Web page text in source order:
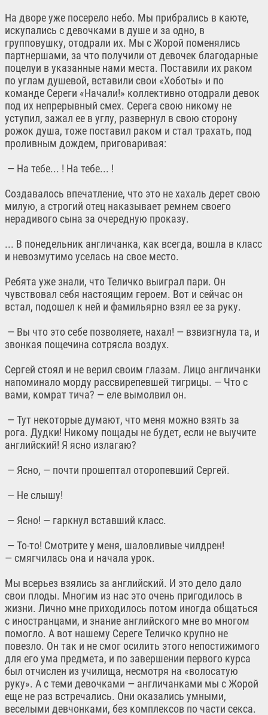
На дворе уже посерело небо. Мы прибрались в каюте,
искупались с девочками в душе и за одно, в
групповушку, отодрали их. Мы с Жорой поменялись
партнершами, за что получили от девочек благодарные
поцелуи в указанные нами места. Поставили их раком
по углам душевой, вставили свои «Хоботы» и по
команде Сереги «Начали!» коллективно отодрали девок
под их непрерывный смех. Серега свою никому не
уступил, зажал ее в углу, развернул в свою сторону
рожок душа, тоже поставил раком и стал трахать, под
проливным дождем, приговаривая:
— На тебе... ! На тебе... !
Создавалось впечатление, что это не хахаль дерет свою
милую, а строгий отец наказывает ремнем своего
нерадивого сына за очередную проказу.
... В понедельник англичанка, как всегда, вошла в класс
и невозмутимо уселась на свое место.
Ребята уже знали, что Теличко выиграл пари. Он
чувствовал себя настоящим героем. Вот и сейчас он
встал, подошел к ней и фамильярно взял ее за руку.
— Вы что это себе позволяете, нахал! — взвизгнула та, и
звонкая пощечина сотрясла воздух.
Сергей стоял и не верил своим глазам. Лицо англичанки
напоминало морду рассвирепевшей тигрицы. — Что с
вами, комрат тича? — еле вымолвил он.
— Тут некоторые думают, что меня можно взять за
рога. Дудки! Никому пощады не будет, если не выучите
английский! Я ясно излагаю?
— Ясно, — почти прошептал оторопевший Сергей.
— Не слышу!
— Ясно! — гаркнул вставший класс.
— То-то! Смотрите у меня, шаловливые чилдрен!
— смягчилась она и начала урок.
Мы всерьез взялись за английский. И это дело дало
свои плоды. Многим из нас это очень пригодилось в
жизни. Лично мне приходилось потом иногда общаться
с иностранцами, и знание английского мне во многом
помогло. А вот нашему Сереге Теличко крупно не
повезло. Он так и не смог осилить этого непостижимого
для его ума предмета, и по завершении первого курса
был отчислен из училища, несмотря на «волосатую
руку». А с теми девочками — англичанками мы с Жорой
еще не раз встречались. Они оказались умными,
веселыми девчонками, без комплексов по части секса.